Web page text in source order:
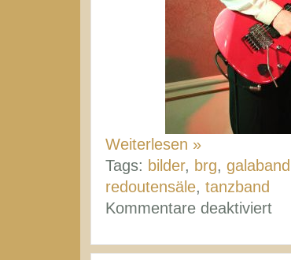
Weiterlesen »
Tags: bilder, brg, galaband
redoutensäle, tanzband
Kommentare deaktiviertfür